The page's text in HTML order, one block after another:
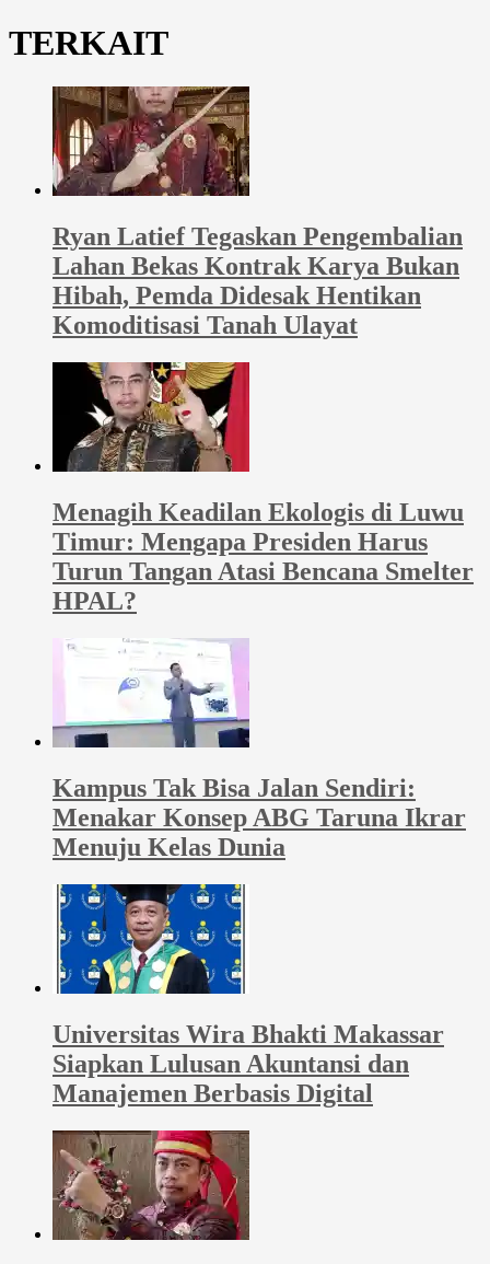
TERKAIT
Ryan Latief Tegaskan Pengembalian
Lahan Bekas Kontrak Karya Bukan
Hibah, Pemda Didesak Hentikan
Komoditisasi Tanah Ulayat
Menagih Keadilan Ekologis di Luwu
Timur: Mengapa Presiden Harus
Turun Tangan Atasi Bencana Smelter
HPAL?
Kampus Tak Bisa Jalan Sendiri:
Menakar Konsep ABG Taruna Ikrar
Menuju Kelas Dunia
Universitas Wira Bhakti Makassar
Siapkan Lulusan Akuntansi dan
Manajemen Berbasis Digital